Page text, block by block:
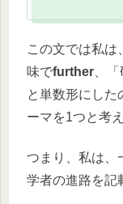
この文では私は
味でfurther 、
と単数形にした
ーマを1つと考
つまり、私は、
学者の進路を記